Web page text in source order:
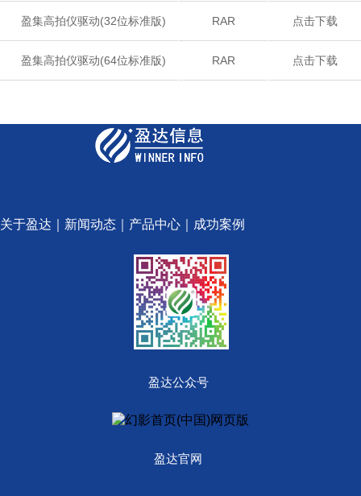
盈集高拍仪驱动(32位标准版) RAR 点击下载
盈集高拍仪驱动(64位标准版) RAR 点击下载
关于盈达 新闻动态 产品中心 成功案例
盈达公众号
盈达官网